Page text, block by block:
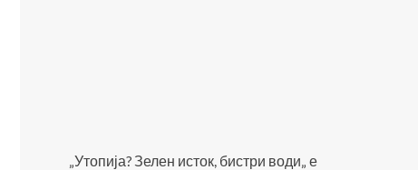
„Утопија? Зелен исток, бистри води„ е